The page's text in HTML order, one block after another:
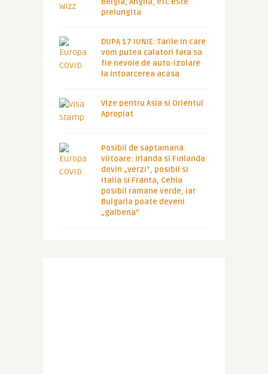
prelungita
DUPA 17 IUNIE: Tarile in care
vom putea calatori fara sa
fie nevoie de auto-izolare
la intoarcerea acasa
Vize pentru Asia si Orientul
Apropiat
Posibil de saptamana
viitoare: Irlanda si Finlanda
devin „verzi”, posibil si
Italia si Franta, Cehia
posibil ramane verde, iar
Bulgaria poate deveni
„galbena”